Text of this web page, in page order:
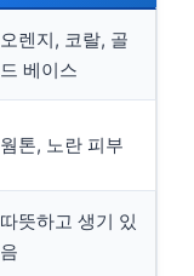
오렌지, 코랄, 골
드 베이스
웜톤, 노란 피부
따뜻하고 생기 있
음